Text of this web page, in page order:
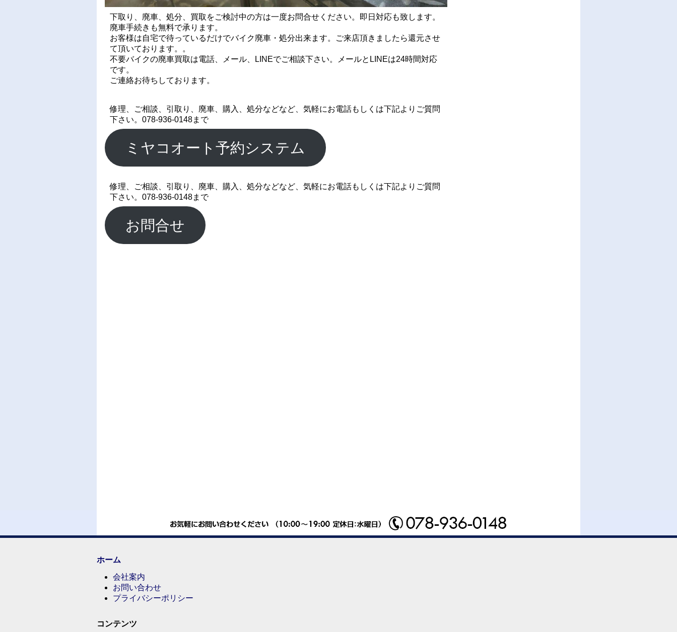
下取り、廃車、処分、買取をご検討中の方は一度お問合せください。即日対応も致します。
廃車手続きも無料で承ります。
お客様は自宅で待っているだけでバイク廃車・処分出来ます。ご来店頂きましたら還元させ
て頂いております。。
不要バイクの廃車買取は電話、メール、LINEでご相談下さい。メールとLINEは24時間対応
です。
ご連絡お待ちしております。
修理、ご相談、引取り、廃車、購入、処分などなど、気軽にお電話もしくは下記よりご質問
下さい。078-936-0148まで
ミヤコオート予約システム
修理、ご相談、引取り、廃車、購入、処分などなど、気軽にお電話もしくは下記よりご質問
下さい。078-936-0148まで
お問合せ
ホーム
会社案内
お問い合わせ
プライバシーポリシー
コンテンツ